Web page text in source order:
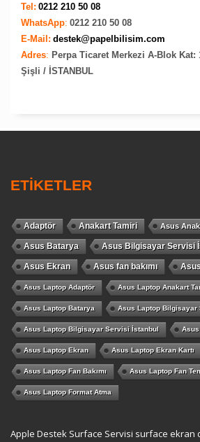
Tel: 0212 210 50 08
WhatsApp: 0212 210 50 08
E-Mail: destek@papelbilisim.com
Adres: Perpa Ticaret Merkezi A-Blok Kat:
Şişli / İSTANBUL
ETİKETLER
Adaptör Anakart Tamiri Asus
Asus Batarya Asus Bilgisayar Servisi
Asus Ekran Asus fan bakımı
Asus Laptop Adaptör Asus Laptop Anakart
Asus Laptop Batarya Asus Laptop Bilgisayar
Asus Laptop Bilgisayar Servisi İstanbul
Asus Laptop Ekran Asus Laptop Ekran Kartı
Asus Laptop Fan Bakımı Asus Laptop Fan
Asus Laptop Format Atma
Apple Destek Surface Servisi surface ekran